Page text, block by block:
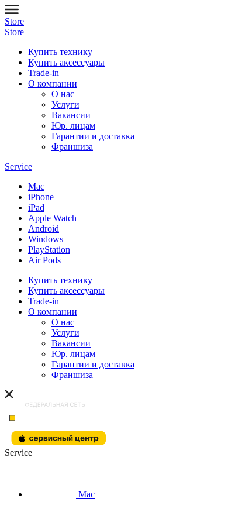
Store
Store
Купить технику
Купить аксессуары
Trade-in
О компании
О нас
Услуги
Вакансии
Юр. лицам
Гарантии и доставка
Франшиза
Service
Mac
iPhone
iPad
Apple Watch
Android
Windows
PlayStation
Air Pods
Купить технику
Купить аксессуары
Trade-in
О компании
О нас
Услуги
Вакансии
Юр. лицам
Гарантии и доставка
Франшиза
Service
Mac